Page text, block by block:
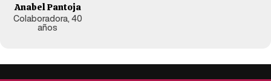
Anabel Pantoja
Colaboradora, 40
años